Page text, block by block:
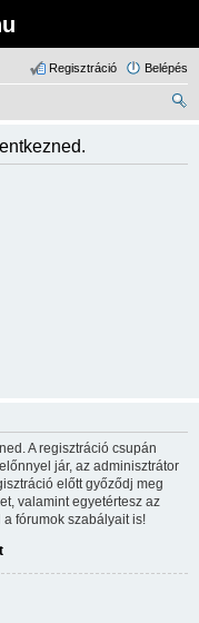
Belépés
Regisztráció
A regisztráció csupán
jár, az adminisztrátor
előtt győződj meg
valamint egyetértesz az
fórumok szabályait is!